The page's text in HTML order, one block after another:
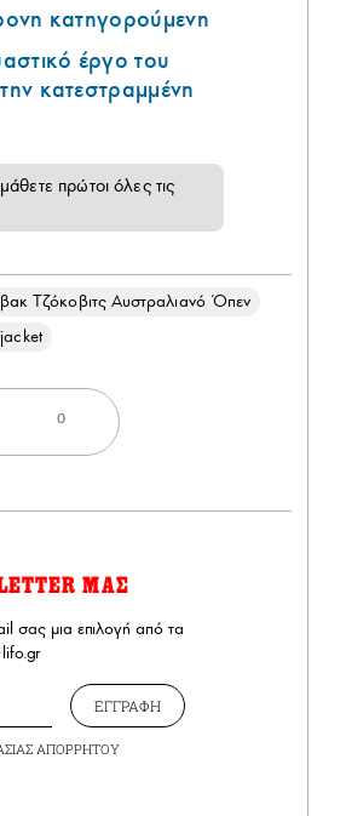
κατηγορούμενη
έργο του
κατεστραμμένη
πρώτοι όλες τις
Τζόκοβιτς Αυστραλιανό Όπεν
0
ΜΑΣ
σας μια επιλογή από τα
ΕΓΓΡΑΦΗ
ΑΠΟΡΡΗΤΟΥ